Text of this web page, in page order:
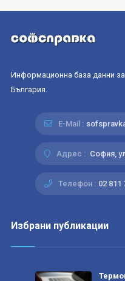
Информационна база данни
България.
E-Mail :
Адрес : София,
Телефон : 02 811
Избрани публикации